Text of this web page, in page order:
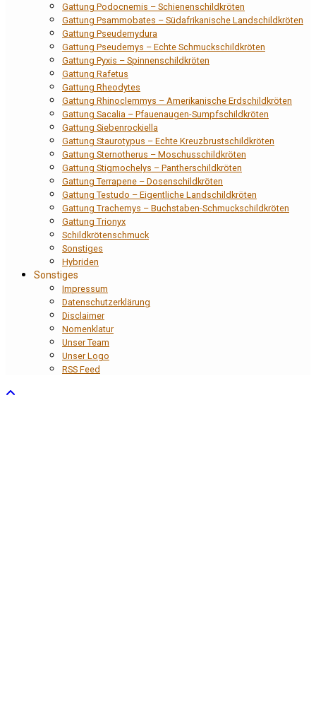
Gattung Podocnemis – Schienenschildkröten
Gattung Psammobates – Südafrikanische Landschildkröten
Gattung Pseudemydura
Gattung Pseudemys – Echte Schmuckschildkröten
Gattung Pyxis – Spinnenschildkröten
Gattung Rafetus
Gattung Rheodytes
Gattung Rhinoclemmys – Amerikanische Erdschildkröten
Gattung Sacalia – Pfauenaugen-Sumpfschildkröten
Gattung Siebenrockiella
Gattung Staurotypus – Echte Kreuzbrustschildkröten
Gattung Sternotherus – Moschusschildkröten
Gattung Stigmochelys – Pantherschildkröten
Gattung Terrapene – Dosenschildkröten
Gattung Testudo – Eigentliche Landschildkröten
Gattung Trachemys – Buchstaben-Schmuckschildkröten
Gattung Trionyx
Schildkrötenschmuck
Sonstiges
Hybriden
Sonstiges
Impressum
Datenschutzerklärung
Disclaimer
Nomenklatur
Unser Team
Unser Logo
RSS Feed